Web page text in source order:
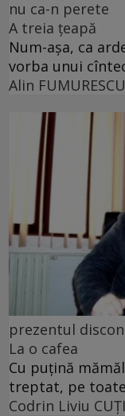
nu ca-n perete
A treia țeapă
Num-așa, ca
vorba unui
Alin FUMURESCU
prezentul
La o cafea
Cu puţină
treptat, pe
Codrin Liviu